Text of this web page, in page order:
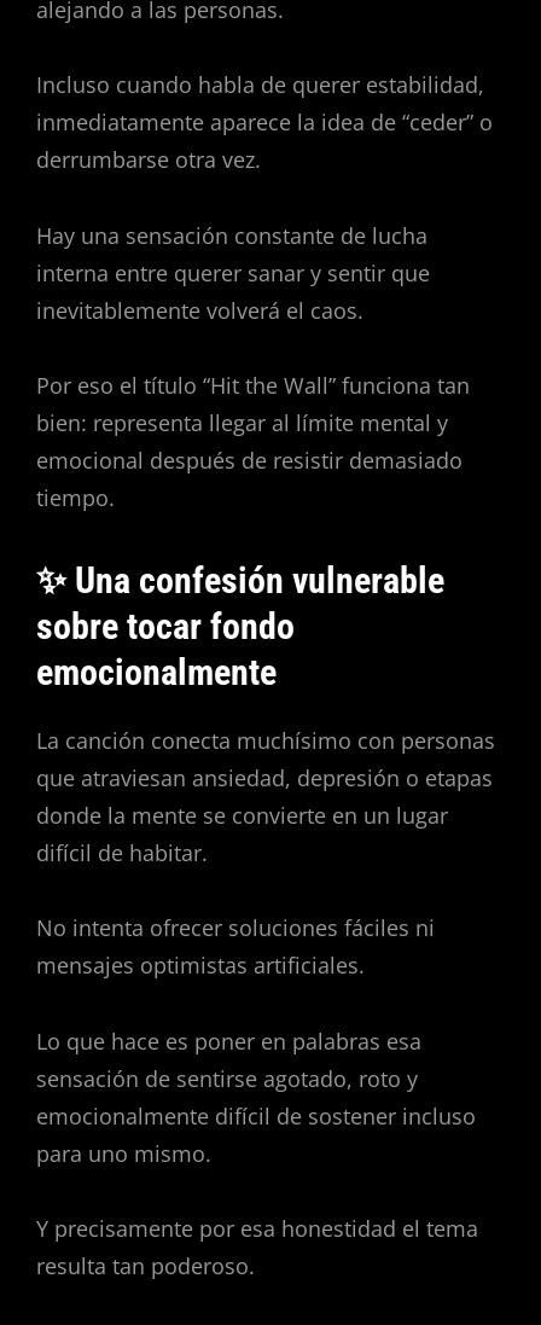
alejando a las personas.
Incluso cuando habla de querer estabilidad,
inmediatamente aparece la idea de “ceder” o
derrumbarse otra vez.
Hay una sensación constante de lucha
interna entre querer sanar y sentir que
inevitablemente volverá el caos.
Por eso el título “Hit the Wall” funciona tan
bien: representa llegar al límite mental y
emocional después de resistir demasiado
tiempo.
✨ Una confesión vulnerable
sobre tocar fondo
emocionalmente
La canción conecta muchísimo con personas
que atraviesan ansiedad, depresión o etapas
donde la mente se convierte en un lugar
difícil de habitar.
No intenta ofrecer soluciones fáciles ni
mensajes optimistas artificiales.
Lo que hace es poner en palabras esa
sensación de sentirse agotado, roto y
emocionalmente difícil de sostener incluso
para uno mismo.
Y precisamente por esa honestidad el tema
resulta tan poderoso.